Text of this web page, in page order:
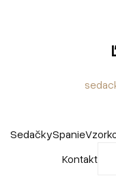
SedačkySpanie
Kontakt